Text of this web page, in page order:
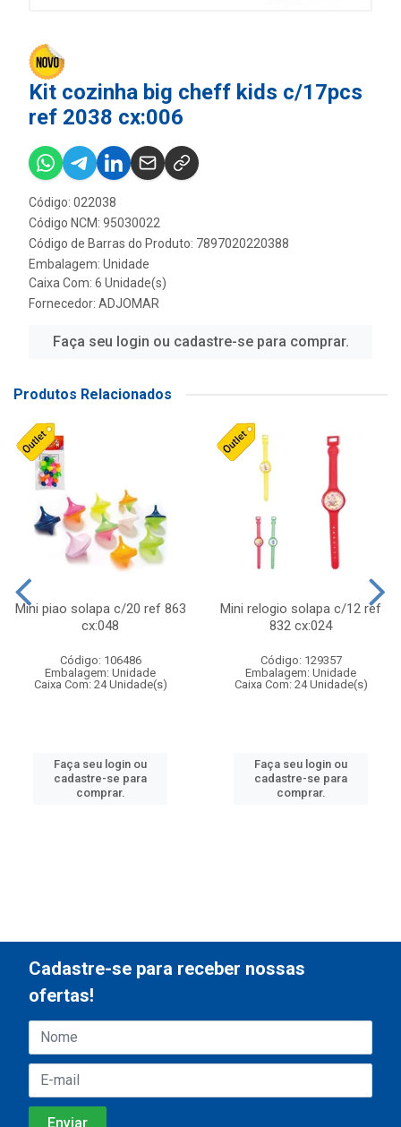
Kit cozinha big cheff kids c/17pcs
ref 2038 cx:006
Código: 022038
Código NCM: 95030022
Código de Barras do Produto: 7897020220388
Embalagem: Unidade
Caixa Com: 6 Unidade(s)
Fornecedor: ADJOMAR
Faça seu login ou cadastre-se para comprar.
Produtos Relacionados
Mini piao solapa c/20 ref 863
cx:048
Código: 106486
Embalagem: Unidade
Caixa Com: 24 Unidade(s)
Faça seu login ou
cadastre-se para
comprar.
Mini relogio solapa c/12 ref
832 cx:024
Código: 129357
Embalagem: Unidade
Caixa Com: 24 Unidade(s)
Faça seu login ou
cadastre-se para
comprar.
Cadastre-se para receber nossas
ofertas!